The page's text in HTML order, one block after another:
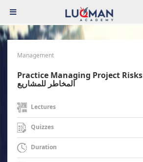
Management
Practice Managing Project Risks تطبيق إدارة
المخاطر للمشاريع
Lectures
Quizzes
Duration